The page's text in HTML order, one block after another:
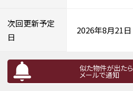
次回更新予定
日
2026年8月21日
似た物件が出たら
メールで通知